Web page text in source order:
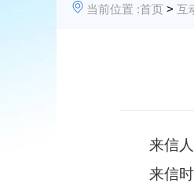
当前位置 :首页 > 互
来信人:
来信时